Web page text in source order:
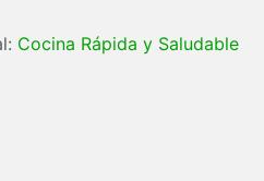
Cocina Rápida y Saludable